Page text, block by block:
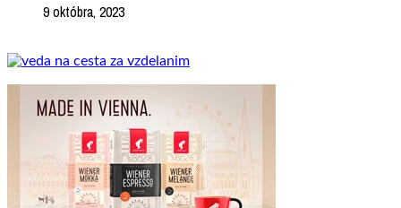
9 októbra, 2023